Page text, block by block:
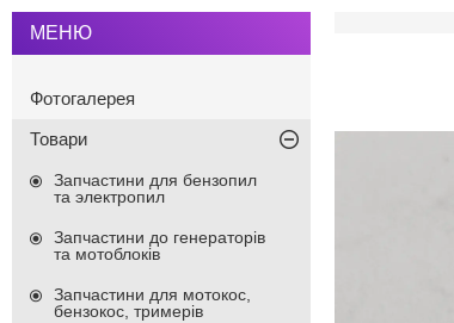
Фотогалерея
Товари
Запчастини для бензопил
та электропил
Запчастини до генераторів
та мотоблоків
Запчастини для мотокос,
бензокос, тримерів